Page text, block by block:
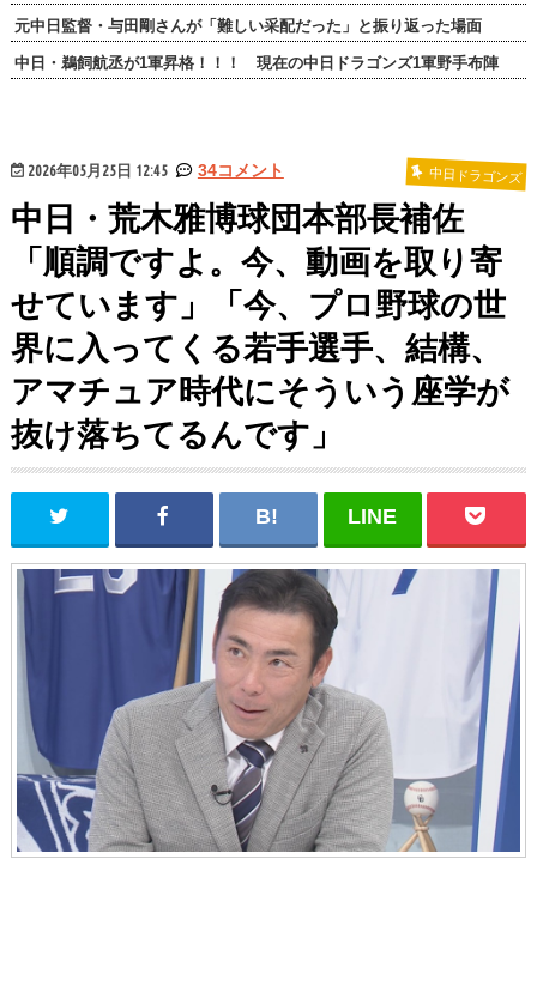
元中日監督・与田剛さんが「難しい采配だった」と振り返った場面
中日・鵜飼航丞が1軍昇格！！！ 現在の中日ドラゴンズ1軍野手布陣
2026年05月25日 12:45 34コメント 中日ドラゴンズ
中日・荒木雅博球団本部長補佐
「順調ですよ。今、動画を取り寄
せています」「今、プロ野球の世
界に入ってくる若手選手、結構、
アマチュア時代にそういう座学が
抜け落ちてるんです」